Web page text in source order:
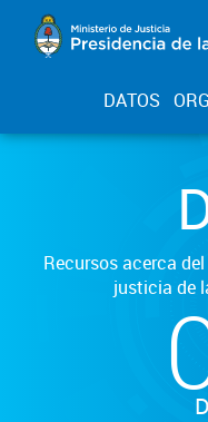
DATOS
Recursos acerca
justicia de